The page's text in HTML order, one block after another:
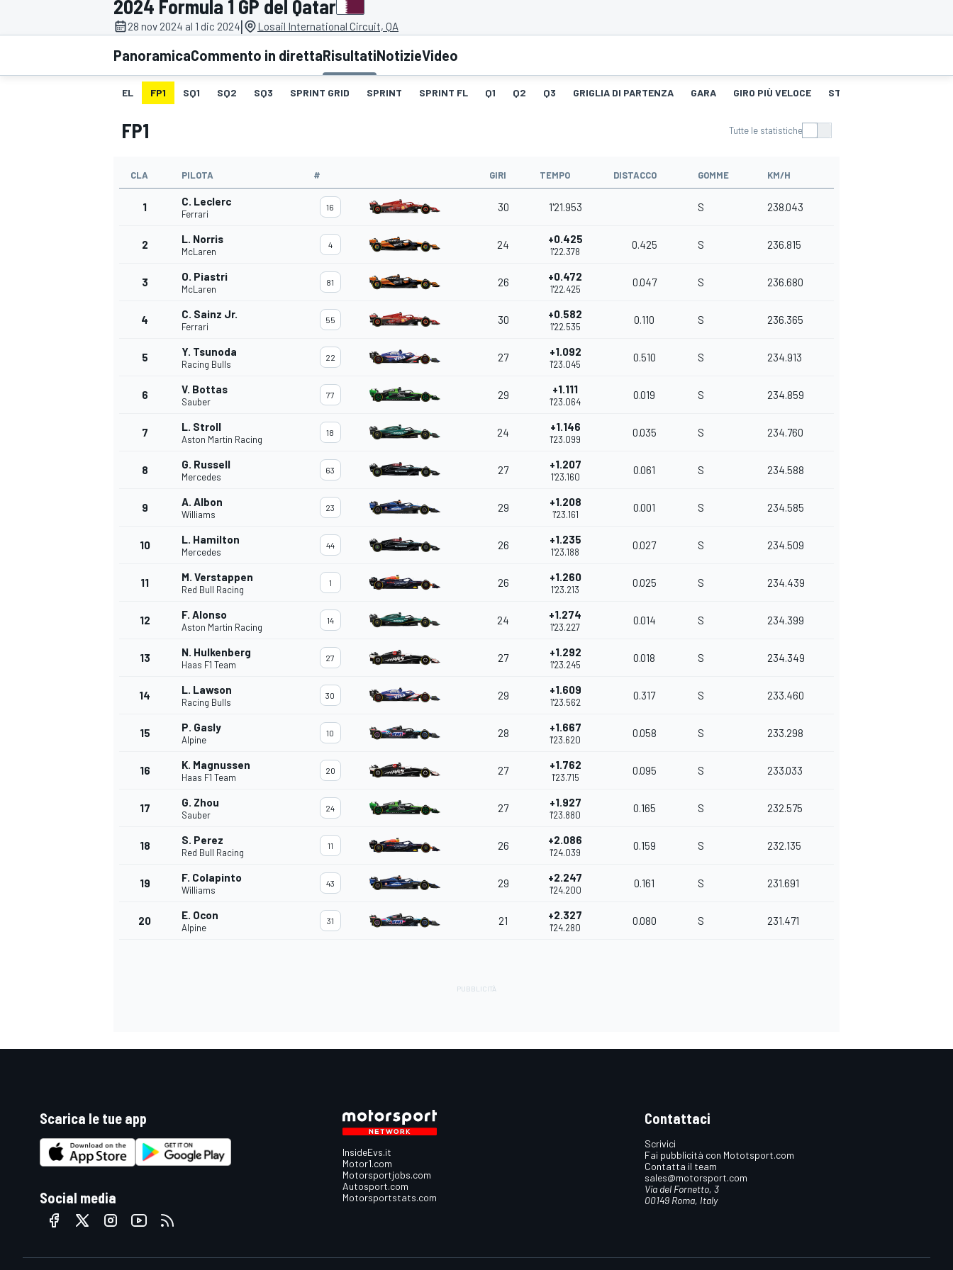
MOTOGP WEC
WRC
MONOPOSTO
ENDURANCE/GT
2024 Formula 1 GP del Qatar
28 nov 2024 al 1 dic 2024| Losail International Circuit, QA
PanoramicaCommento in direttaRisultatiNotizieVideo
EL FP1 SQ1 SQ2 SQ3 SPRINT GRID SPRINT SPRINT FL Q1 Q2 Q3 GRIGLIA DI PARTENZA GARA GIRO PIÙ VELOCE STORIA DEGLI PNEUMATICI
FP1 Tutte le statistiche
CLA PILOTA # GIRI TEMPO DISTACCO GOMME KM/H
1 C. Leclerc
Ferrari
16 30 1'21.953 S 238.043
2 L. Norris
McLaren
4 24 +0.425
1'22.378
0.425 S 236.815
3 O. Piastri
McLaren
81 26 +0.472
1'22.425
0.047 S 236.680
4 C. Sainz Jr.
Ferrari
55 30 +0.582
1'22.535
0.110 S 236.365
5 Y. Tsunoda
Racing Bulls
22 27 +1.092
1'23.045
0.510 S 234.913
6 V. Bottas
Sauber
77 29 +1.111
1'23.064
0.019 S 234.859
7 L. Stroll
Aston Martin Racing
18 24 +1.146
1'23.099
0.035 S 234.760
8 G. Russell
Mercedes
63 27 +1.207
1'23.160
0.061 S 234.588
9 A. Albon
Williams
23 29 +1.208
1'23.161
0.001 S 234.585
10 L. Hamilton
Mercedes
44 26 +1.235
1'23.188
0.027 S 234.509
11 M. Verstappen
Red Bull Racing
1 26 +1.260
1'23.213
0.025 S 234.439
12 F. Alonso
Aston Martin Racing
14 24 +1.274
1'23.227
0.014 S 234.399
13 N. Hulkenberg
Haas F1 Team
27 27 +1.292
1'23.245
0.018 S 234.349
14 L. Lawson
Racing Bulls
30 29 +1.609
1'23.562
0.317 S 233.460
15 P. Gasly
Alpine
10 28 +1.667
1'23.620
0.058 S 233.298
16 K. Magnussen
Haas F1 Team
20 27 +1.762
1'23.715
0.095 S 233.033
17 G. Zhou
Sauber
24 27 +1.927
1'23.880
0.165 S 232.575
18 S. Perez
Red Bull Racing
11 26 +2.086
1'24.039
0.159 S 232.135
19 F. Colapinto
Williams
43 29 +2.247
1'24.200
0.161 S 231.691
20 E. Ocon
Alpine
31 21 +2.327
1'24.280
0.080 S 231.471
Scarica le tue app
Social media
InsideEvs.it
Motor1.com
Motorsportjobs.com
Autosport.com
Motorsportstats.com
Contattaci
Scrivici
Fai pubblicità con Mototsport.com
Contatta il team
sales@motorsport.com
Via del Fornetto, 3
00149 Roma, Italy